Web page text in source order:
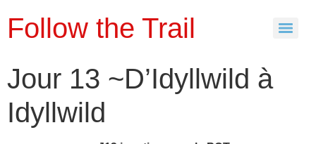
Follow the Trail
Jour 13 ~D’Idyllwild à
Idyllwild